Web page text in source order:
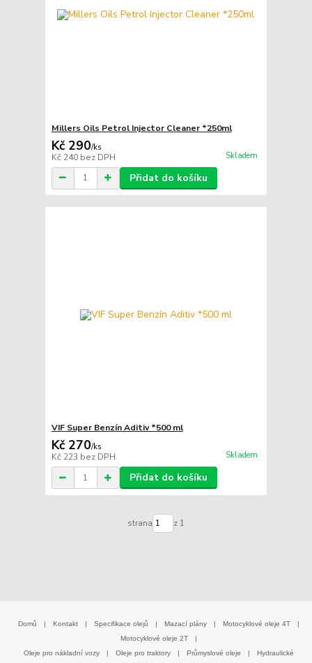
Millers Oils Petrol Injector Cleaner *250ml
Kč 290/ks
Kč 240 bez DPH Skladem
Přidat do košíku
VIF Super Benzín Aditiv *500 ml
Kč 270/ks
Kč 223 bez DPH Skladem
Přidat do košíku
strana z 1
Domů | Kontakt | Specifikace olejů | Mazací plány | Motocyklové oleje 4T
|
Motocyklové oleje 2T
|
Oleje pro nákladní vozy
| Oleje pro traktory | Průmyslové oleje |
Hydraulické